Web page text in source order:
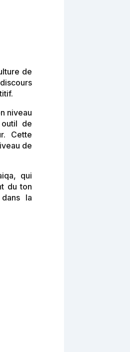
de
niveau
de
Cette
de
qui
du ton
la